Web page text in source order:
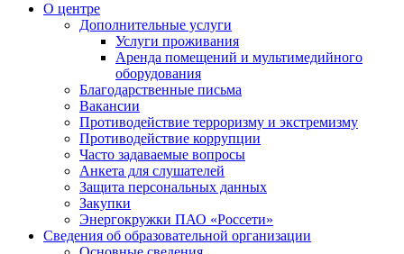
О центре
Дополнительные услуги
Услуги проживания
Аренда помещений и мультимедийного
оборудования
Благодарственные письма
Вакансии
Противодействие терроризму и экстремизму
Противодействие коррупции
Часто задаваемые вопросы
Анкета для слушателей
Защита персональных данных
Закупки
Энергокружки ПАО «Россети»
Сведения об образовательной организации